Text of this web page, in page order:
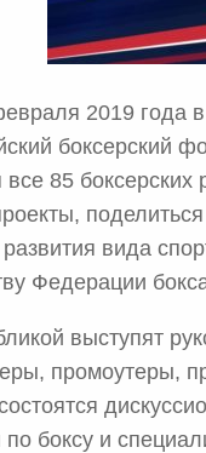
2019 года
боксерский
все 85
вида
Федерации
выступят
промоутеры,
боксу и